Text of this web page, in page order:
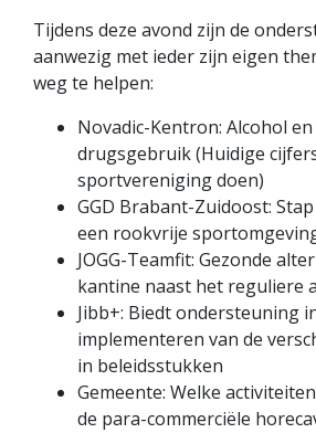
Tijdens deze avond zijn de
aanwezig met ieder zijn eigen
weg te helpen:
Novadic-Kentron: Alcohol
drugsgebruik (Huidige
sportvereniging doen)
GGD Brabant-Zuidoost:
een rookvrije
JOGG-Teamfit: Gezonde
kantine naast het reguliere
Jibb+: Biedt ondersteuning
implementeren van de
in beleidsstukken
Gemeente: Welke
de para-commerciële